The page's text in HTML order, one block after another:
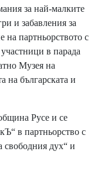
за най-малките
и забавления за
на партньорството с
в парада
Музея на
на българската и
Русе и се
в партньорство с
свободния дух“ и